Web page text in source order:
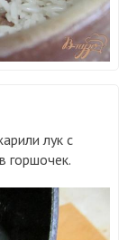
лук с
горшочек.